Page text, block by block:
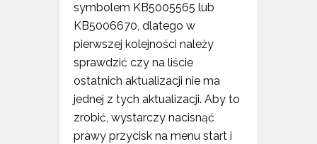
symbolem KB5005565 lub
KB5006670, dlatego w
pierwszej kolejności należy
sprawdzić czy na liście
ostatnich aktualizacji nie ma
jednej z tych aktualizacji. Aby to
zrobić, wystarczy nacisnąć
prawy przycisk na menu start i